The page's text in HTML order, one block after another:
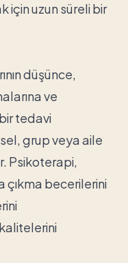
için uzun süreli bir
düşünce,
ve
tedavi
grup veya aile
Psikoterapi,
çıkma becerilerini